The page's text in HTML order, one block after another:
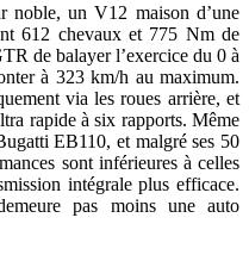
un V12 maison d’une
612 chevaux et 775 Nm de
de balayer l’exercice du 0 à
à 323 km/h au maximum.
via les roues arrière, et
rapide à six rapports. Même
EB110, et malgré ses 50
sont inférieures à celles
intégrale plus efficace.
pas moins une auto